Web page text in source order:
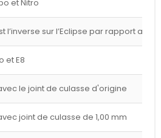
et Nitro
l’inverse sur l’Eclipse par rapport au
et E8
le joint de culasse d'origine
joint de culasse de 1,00 mm